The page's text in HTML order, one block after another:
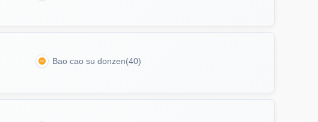
Ốp lưng iPhone 17 Pro Clear Case Magnetic
trong suốt
Bao cao su donzen(40)